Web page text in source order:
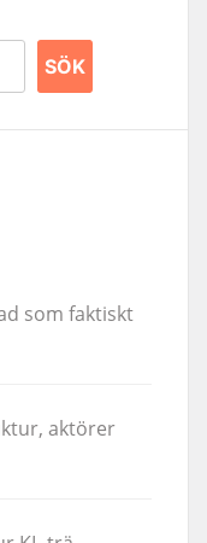
SÖK
som faktiskt
aktörer